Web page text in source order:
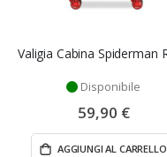
Disponibile
59,90 €
AGGIUNGI AL CARRELLO